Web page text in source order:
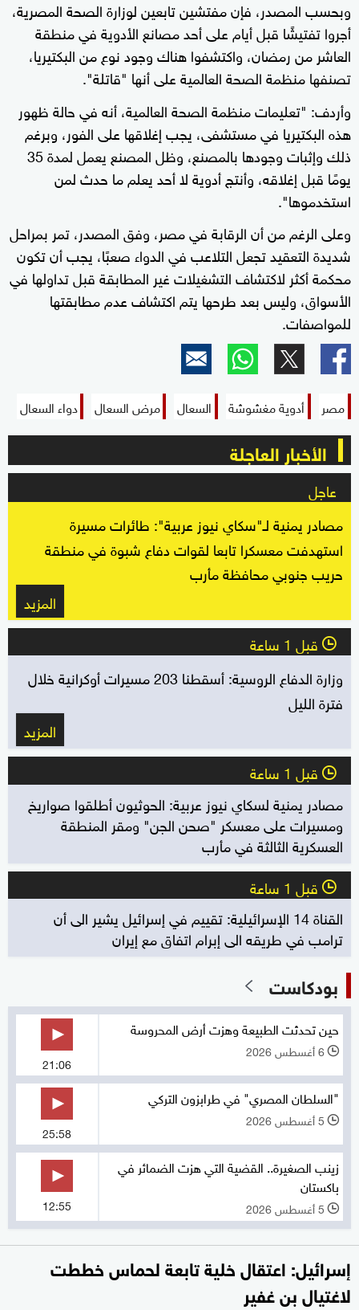
وبحسب المصدر، فإن مفتشين تابعين لوزارة الصحة المصرية،
أجروا تفتيشًا قبل أيام على أحد مصانع الأدوية في منطقة
العاشر من رمضان، واكتشفوا هناك وجود نوع من البكتيريا،
تصنفها منظمة الصحة العالمية على أنها "قاتلة".
وأردف: "تعليمات منظمة الصحة العالمية، أنه في حالة ظهور
هذه البكتيريا في مستشفى، يجب إغلاقها على الفور، وبرغم
ذلك وإثبات وجودها بالمصنع، وظل المصنع يعمل لمدة 35
يومًا قبل إغلاقه، وأنتج أدوية لا أحد يعلم ما حدث لمن
استخدموها".
وعلى الرغم من أن الرقابة في مصر، وفق المصدر، تمر بمراحل
شديدة التعقيد تجعل التلاعب في الدواء صعبًا، يجب أن تكون
محكمة أكثر لاكتشاف التشغيلات غير المطابقة قبل تداولها في
الأسواق، وليس بعد طرحها يتم اكتشاف عدم مطابقتها
للمواصفات.
مصر أدوية مغشوشة السعال مرض السعال دواء السعال
الأخبار العاجلة
عاجل
مصادر يمنية لـ"سكاي نيوز عربية": طائرات مسيرة
استهدفت معسكرا تابعا لقوات دفاع شبوة في منطقة
حريب جنوبي محافظة مأرب
المزيد
l قبل 1 ساعة
وزارة الدفاع الروسية: أسقطنا 203 مسيرات أوكرانية خلال
فترة الليل
المزيد
l قبل 1 ساعة
مصادر يمنية لسكاي نيوز عربية: الحوثيون أطلقوا صواريخ
ومسيرات على معسكر "صحن الجن" ومقر المنطقة
العسكرية الثالثة في مأرب
l قبل 1 ساعة
القناة 14 الإسرائيلية: تقييم في إسرائيل يشير الى أن
ترامب في طريقه الى إبرام اتفاق مع إيران
بودكاست
حين تحدثت الطبيعة وهزت أرض المحروسة
l 6 أغسطس 2026
21:06
"السلطان المصري" في طرابزون التركي
l 5 أغسطس 2026
25:58
زينب الصغيرة.. القضية التي هزت الضمائر في
باكستان
l 5 أغسطس 2026 12:55
إسرائيل: اعتقال خلية تابعة لحماس خططت
لاغتيال بن غفير